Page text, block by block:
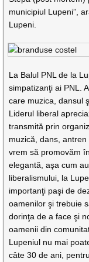
municipiul Lupeni”,
Lupeni.
La Balul PNL de la
simpatizanţi ai PNL.
care muzica, dansul
Liderul liberal
transmită prin
muzică, dans,
vrem să promovăm
elegantă, aşa cum
liberalismului, la
importanţi paşi de
oamenilor şi trebuie
dorinţa de a face şi
oamenii din
Lupeniul nu mai
câte 30 de ani,